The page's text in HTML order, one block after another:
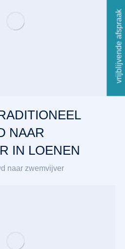
vrijblijvende afspraak
NAAR
IN LOENEN
naar zwemvijver